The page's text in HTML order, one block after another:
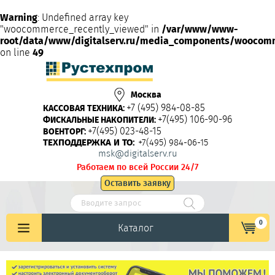
Warning: Undefined array key
"woocommerce_recently_viewed" in /var/www/www-
root/data/www/digitalserv.ru/media_components/
on line 49
Москва
КАССОВАЯ ТЕХНИКА: +7 (495) 984-08-85
ФИСКАЛЬНЫЕ НАКОПИТЕЛИ: +7(495) 106-90-96
ВОЕНТОРГ: +7(495) 023-48-15
ТЕХПОДДЕРЖКА И ТО: +7(495) 984-06-15
msk@digitalserv.ru
Работаем по всей России 24/7
Оставить заявку
Каталог 0